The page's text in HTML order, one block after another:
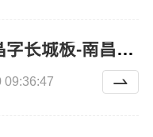
江西水晶字长城板-南昌恒辉广告
09:36:47